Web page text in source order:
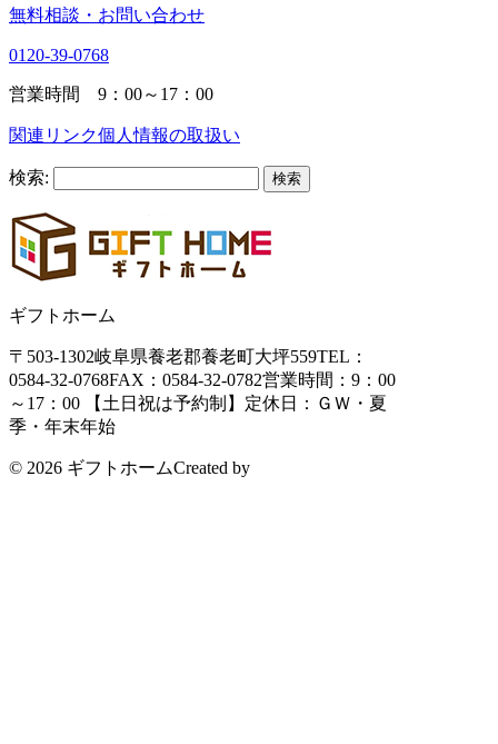
無料相談・お問い合わせ
0120-39-0768
営業時間 9：00～17：00
関連リンク個人情報の取扱い
検索:
ギフトホーム
〒503-1302岐阜県養老郡養老町大坪559TEL：
0584-32-0768FAX：0584-32-0782営業時間：9：00
～17：00 【土日祝は予約制】 定休日：ＧＷ・夏
季・年末年始
© 2026 ギフトホームCreated by